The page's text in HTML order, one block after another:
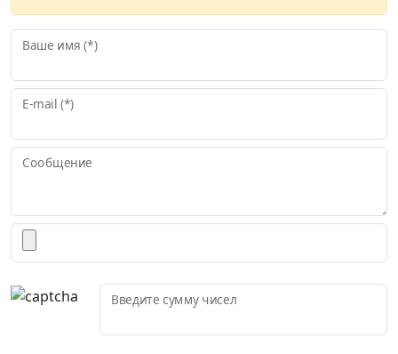
Ваше имя (*)
E-mail (*)
Сообщение
Введите сумму чисел